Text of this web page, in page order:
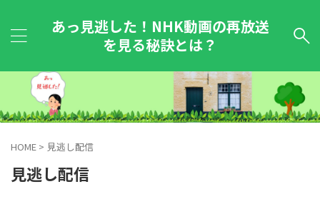
あっ見逃した！NHK動画の再放送
を見る秘訣とは？
HOME > 見逃し配信
見逃し配信